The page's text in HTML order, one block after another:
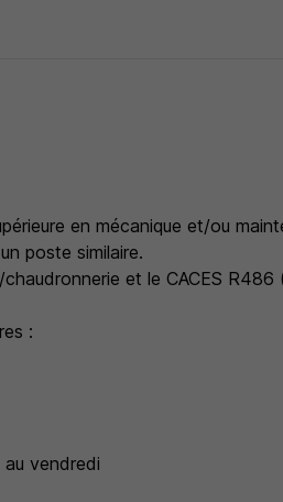
en mécanique et/ou
poste similaire.
et le CACES R486
:
vendredi